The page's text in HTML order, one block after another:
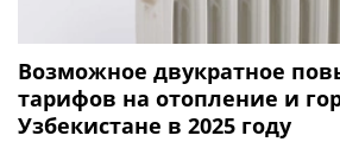
Возможное двукратное
тарифов на отопление и
Узбекистане в 2025 году